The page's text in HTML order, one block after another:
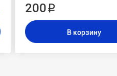
200 ₽
В корзину